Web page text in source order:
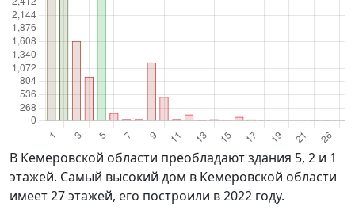
в Кемеровской области преобладают здания 5, 2 и 1
этажей. Самый высокий дом в Кемеровской области
имеет 27 этажей, его построили в 2022 году.